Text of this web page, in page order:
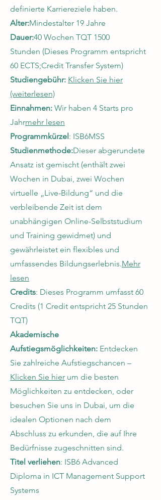
definierte Karriereziele haben.
Alter:Mindestalter 19 Jahre
Dauer:40 Wochen TQT 1500
Stunden (Dieses Programm entspricht
60 ECTS;Credit Transfer System)
Studiengebühr: Klicken Sie hier
(weiterlesen)
Einnahmen: Wir haben 4 Starts pro
Jahrmehr lesen
Programmkürzel: ISB6MSS
Studienmethode:Dieser abgerundete
Ansatz ist gemischt (enthält zwei
Wochen in Dubai, zwei Wochen
virtuelle „Live-Bildung“ und die
verbleibende Zeit ist dem
unabhängigen Online-Selbststudium
und Training gewidmet) und
gewährleistet ein flexibles und
umfassendes Bildungserlebnis.Mehr
lesen
Credits: Dieses Programm umfasst 60
Credits (1 Credit entspricht 25 Stunden
TQT)
Akademische
Aufstiegsmöglichkeiten: Entdecken
Sie zahlreiche Aufstiegschancen –
Klicken Sie hier um die besten
Möglichkeiten zu entdecken, oder
besuchen Sie uns in Dubai, um die
idealen Optionen nach dem
Abschluss zu erkunden, die auf Ihre
Bedürfnisse zugeschnitten sind.
Titel verliehen: ISB6 Advanced
Diploma in ICT Management Support
Systems